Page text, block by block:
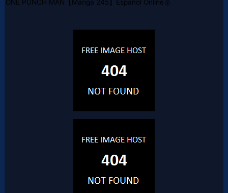
ONE PUNCH MAN【Manga 245】Español Online🥇